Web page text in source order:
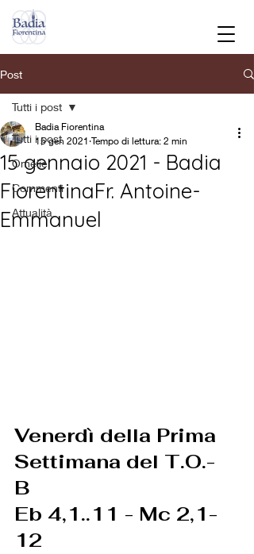
Post
Tutti i post
Omelie
Commenti
Attualità
Tutti i post
15 gennaio 2021 - Badia
FiorentinaFr. Antoine-
Emmanuel
Badia Fiorentina
15 gen 2021 Tempo di lettura: 2 min
Venerdì della Prima
Settimana del T.O.-
B
Eb 4,1..11 - Mc 2,1-
12